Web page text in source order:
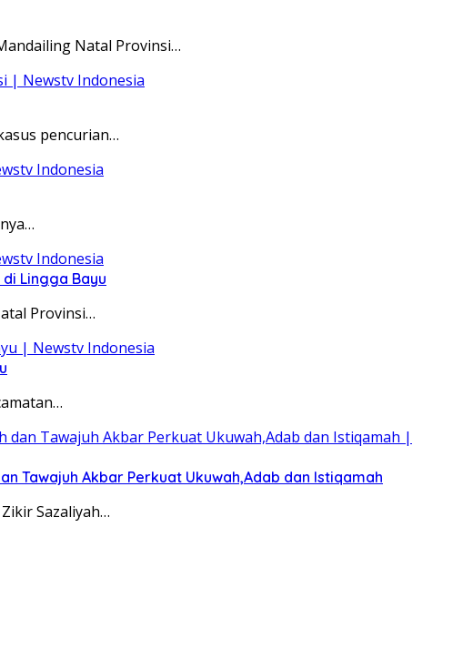
Natal Provinsi…
pencurian…
Lingga Bayu
Provinsi…
Tawajuh Akbar Perkuat Ukuwah,Adab dan Istiqamah
Sazaliyah…